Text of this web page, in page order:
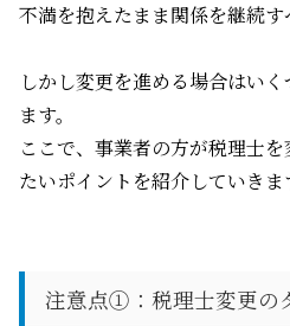
不満を抱えたまま関係を継続す
しかし変更を進める場合はい
ます。
ここで、事業者の方が税理士
たいポイントを紹介していきま
注意点① ：税理士変更